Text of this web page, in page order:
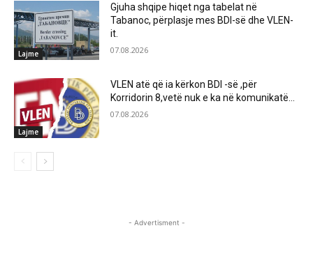
Lajme
Gjuha shqipe hiqet nga tabelat në
Tabanoc, përplasje mes BDI-së dhe VLEN-
it.
07.08.2026
Lajme
VLEN atë që ia kërkon BDI -së ,për
Korridorin 8,vetë nuk e ka në komunikatë…
07.08.2026
- Advertisment -